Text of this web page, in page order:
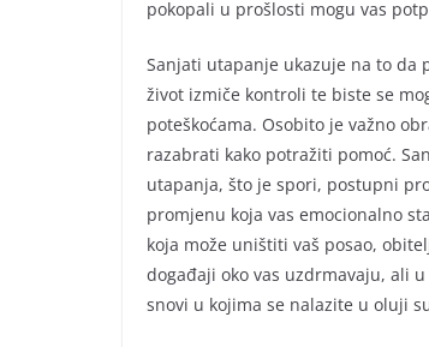
pokopali u prošlosti mogu vas
Sanjati utapanje ukazuje na to da
život izmiče kontroli te biste se
poteškoćama. Osobito je važno
razabrati kako potražiti pomoć.
utapanja, što je spori, postupni
promjenu koja vas emocionalno
koja može uništiti vaš posao,
događaji oko vas uzdrmavaju, ali
snovi u kojima se nalazite u oluji